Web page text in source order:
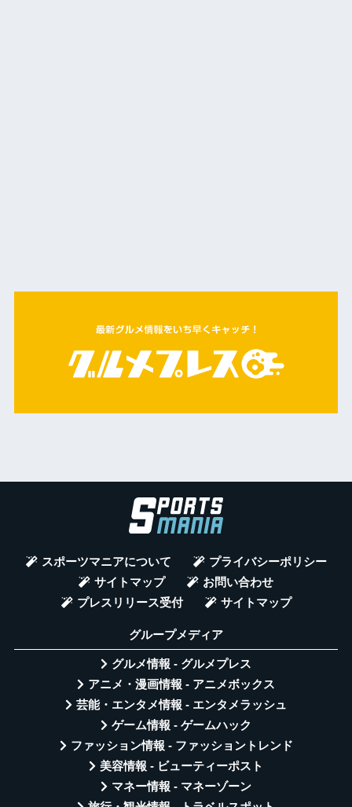
スポーツマニアについて
プライバシーポリシー
サイトマップ
お問い合わせ
プレスリリース受付
サイトマップ
グループメディア
グルメ情報 - グルメプレス
アニメ・漫画情報 - アニメボックス
芸能・エンタメ情報 - エンタメラッシュ
ゲーム情報 - ゲームハック
ファッション情報 - ファッショントレンド
美容情報 - ビューティーポスト
マネー情報 - マネーゾーン